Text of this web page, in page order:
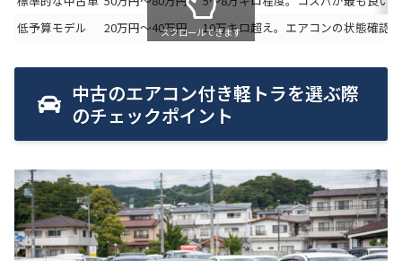
低予算モデル
20万円〜40万円 10万キロ超え。エアコンの状態確認
スクロールできます
中古のエアコン付き軽トラを選ぶ際
のチェックポイント